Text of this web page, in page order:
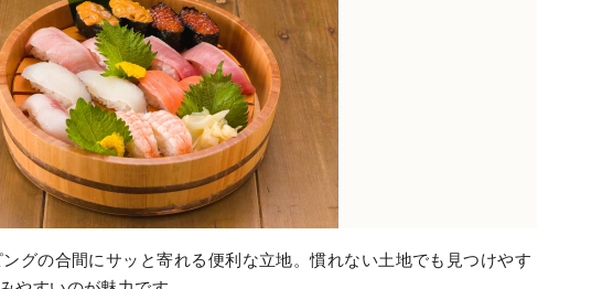
グの合間にサッと寄れる便利な立地。慣れない土地でも見つけやす